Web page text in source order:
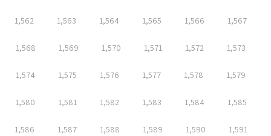
1,562 1,563 1,564 1,565 1,566 1,567
1,568 1,569 1,570 1,571 1,572 1,573
1,574 1,575 1,576 1,577 1,578 1,579
1,580 1,581 1,582 1,583 1,584 1,585
1,586 1,587 1,588 1,589 1,590 1,591